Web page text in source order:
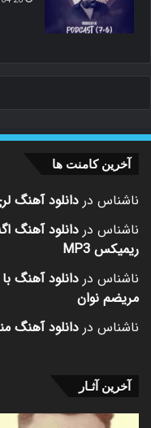
آخرین کامنت ها
ناشناس در دانلود آهنگ
ناشناس در دانلود آهنگ
ریمیکس MP3
ناشناس در دانلود آهنگ
مریضم نوان
ناشناس در دانلود آهنگ
آخرین آثـار